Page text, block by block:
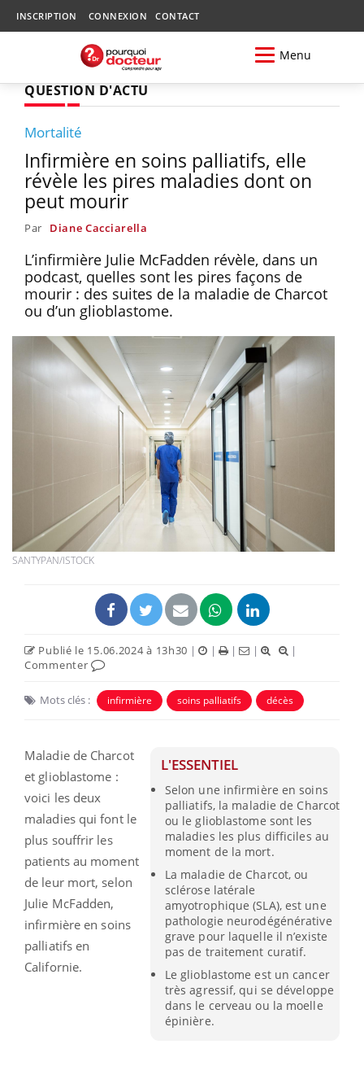
INSCRIPTION CONNEXION CONTACT
Menu
QUESTION D'ACTU
Mortalité
Infirmière en soins palliatifs, elle
révèle les pires maladies dont on
peut mourir
Par Diane Cacciarella
L’infirmière Julie McFadden révèle, dans un
podcast, quelles sont les pires façons de
mourir : des suites de la maladie de Charcot
ou d’un glioblastome.
SANTYPAN/ISTOCK
Publié le 15.06.2024 à 13h30 | | | |
|
Commenter
Mots clés : infirmière soins palliatifs décès
L'ESSENTIEL
Selon une infirmière en soins
palliatifs, la maladie de Charcot
ou le glioblastome sont les
maladies les plus difficiles au
moment de la mort.
La maladie de Charcot, ou
sclérose latérale
amyotrophique (SLA), est une
pathologie neurodégénérative
grave pour laquelle il n’existe
pas de traitement curatif.
Le glioblastome est un cancer
très agressif, qui se développe
dans le cerveau ou la moelle
épinière.
Maladie de Charcot
et glioblastome :
voici les deux
maladies qui font le
plus souffrir les
patients au moment
de leur mort, selon
Julie McFadden,
infirmière en soins
palliatifs en
Californie.